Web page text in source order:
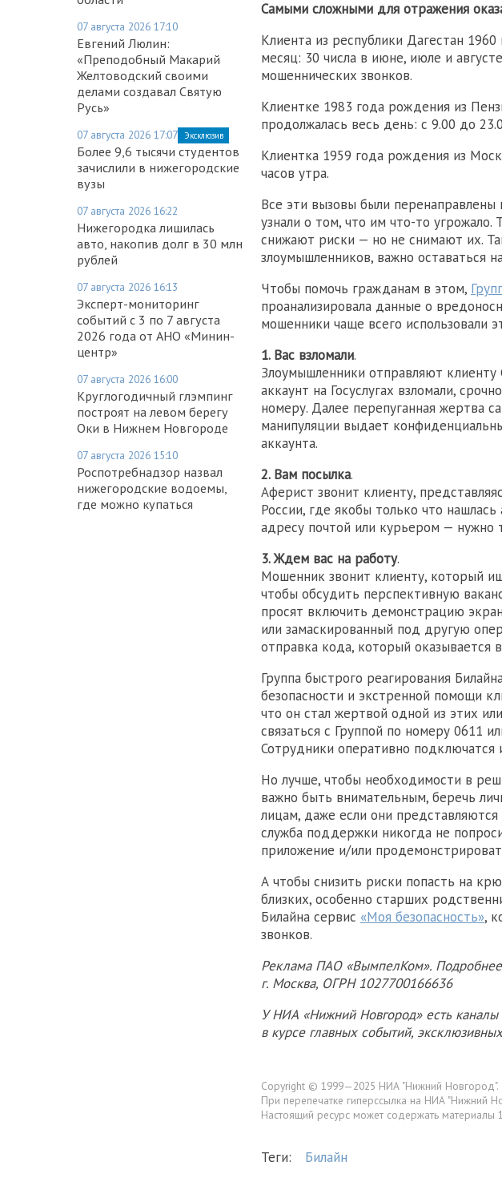
07 августа 2026 17:10
Евгений Люлин:
«Преподобный Макарий
Желтоводский своими
делами создавал Святую
Русь»
07 августа 2026 17:07 Эксклюзив
Более 9,6 тысячи студентов
зачислили в нижегородские
вузы
07 августа 2026 16:22
Нижегородка лишилась
авто, накопив долг в 30 млн
рублей
07 августа 2026 16:13
Эксперт-мониторинг
событий с 3 по 7 августа
2026 года от АНО «Минин-
центр»
07 августа 2026 16:00
Круглогодичный глэмпинг
построят на левом берегу
Оки в Нижнем Новгороде
07 августа 2026 15:10
Роспотребнадзор назвал
нижегородские водоемы,
где можно купаться
Самыми сложными для отражения
Клиента из республики Дагестан
месяц: 30 числа в июне, июле и
мошеннических звонков.
Клиентке 1983 года рождения из
продолжалась весь день: с 9.00 до
Клиентка 1959 года рождения из
часов утра.
Все эти вызовы были
узнали о том, что им что-то
снижают риски — но не снимают их.
злоумышленников, важно оставаться
Чтобы помочь гражданам в этом,
проанализировала данные о
мошенники чаще всего использовали
1. Вас взломали.
Злоумышленники отправляют
аккаунт на Госуслугах взломали,
номеру. Далее перепуганная жертва
манипуляции выдает
аккаунта.
2. Вам посылка.
Аферист звонит клиенту,
России, где якобы только что
адресу почтой или курьером — нужно
3. Ждем вас на работу.
Мошенник звонит клиенту, который
чтобы обсудить перспективную
просят включить демонстрацию
или замаскированный под другую
отправка кода, который
Группа быстрого реагирования
безопасности и экстренной помощи
что он стал жертвой одной из этих
связаться с Группой по номеру 0611
Сотрудники оперативно подключатся
Но лучше, чтобы необходимости в
важно быть внимательным, беречь
лицам, даже если они
служба поддержки никогда не
приложение и/или
А чтобы снизить риски попасть на
близких, особенно старших
Билайна сервис «Моя безопасность»,
звонков.
Реклама ПАО «ВымпелКом».
г. Москва, ОГРН 1027700166636
У НИА «Нижний Новгород» есть каналы
в курсе главных событий,
Copyright © 1999—2025 НИА "Нижний Новгород".
При перепечатке гиперссылка на НИА "Нижний
Настоящий ресурс может содержать материалы
Теги: Билайн